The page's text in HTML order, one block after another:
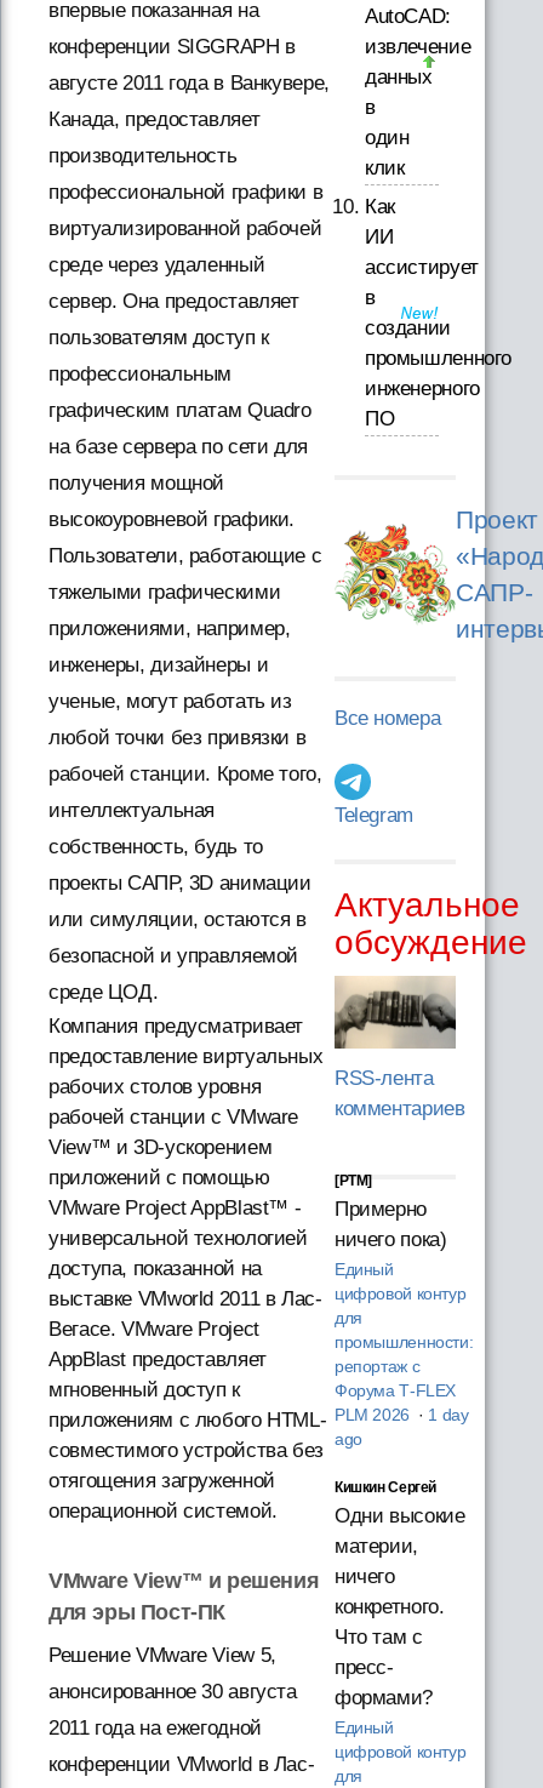
впервые показанная на
конференции SIGGRAPH в
августе 2011 года в Ванкувере,
Канада, предоставляет
производительность
профессиональной графики в
виртуализированной рабочей
среде через удаленный
сервер. Она предоставляет
пользователям доступ к
профессиональным
графическим платам Quadro
на базе сервера по сети для
получения мощной
высокоуровневой графики.
Пользователи, работающие с
тяжелыми графическими
приложениями, например,
инженеры, дизайнеры и
ученые, могут работать из
любой точки без привязки в
рабочей станции. Кроме того,
интеллектуальная
собственность, будь то
проекты САПР, 3D анимации
или симуляции, остаются в
безопасной и управляемой
среде ЦОД.
Компания предусматривает
предоставление виртуальных
рабочих столов уровня
рабочей станции с VMware
View™ и 3D-ускорением
приложений с помощью
VMware Project AppBlast™ -
универсальной технологией
доступа, показанной на
выставке VMworld 2011 в Лас-
Вегасе. VMware Project
AppBlast предоставляет
мгновенный доступ к
приложениям с любого HTML-
совместимого устройства без
отягощения загруженной
операционной системой.
VMware View™ и решения
для эры Пост-ПК
Решение VMware View 5,
анонсированное 30 августа
2011 года на ежегодной
конференции VMworld в Лас-
AutoCAD:
извлечение
данных
в
один
клик
Как
ИИ
ассистирует
в
создании
промышленного
инженерного
ПО
Проект
САПР-
Все номера
Telegram
Актуальное
обсуждение
RSS-лента
комментариев
[PTM]
Примерно
ничего пока)
Единый
цифровой контур
для
промышленности:
репортаж с
Форума T‑FLEX
PLM 2026 · 1 day
ago
Кишкин Сергей
Одни высокие
материи,
ничего
конкретного.
Что там с
пресс-
формами?
Единый
цифровой контур
для